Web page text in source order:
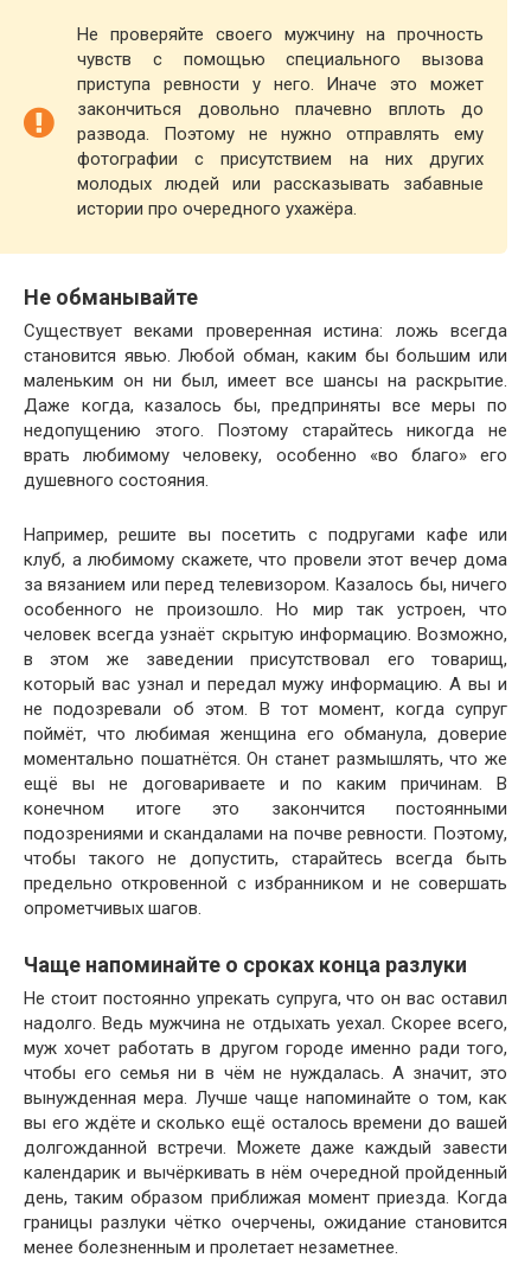
Не проверяйте своего мужчину на прочность
чувств с помощью специального вызова
приступа ревности у него. Иначе это может
закончиться довольно плачевно вплоть до
развода. Поэтому не нужно отправлять ему
фотографии с присутствием на них других
молодых людей или рассказывать забавные
истории про очередного ухажёра.
Не обманывайте
Существует веками проверенная истина: ложь всегда
становится явью. Любой обман, каким бы большим или
маленьким он ни был, имеет все шансы на раскрытие.
Даже когда, казалось бы, предприняты все меры по
недопущению этого. Поэтому старайтесь никогда не
врать любимому человеку, особенно «во благо» его
душевного состояния.
Например, решите вы посетить с подругами кафе или
клуб, а любимому скажете, что провели этот вечер дома
за вязанием или перед телевизором. Казалось бы, ничего
особенного не произошло. Но мир так устроен, что
человек всегда узнаёт скрытую информацию. Возможно,
в этом же заведении присутствовал его товарищ,
который вас узнал и передал мужу информацию. А вы и
не подозревали об этом. В тот момент, когда супруг
поймёт, что любимая женщина его обманула, доверие
моментально пошатнётся. Он станет размышлять, что же
ещё вы не договариваете и по каким причинам. В
конечном итоге это закончится постоянными
подозрениями и скандалами на почве ревности. Поэтому,
чтобы такого не допустить, старайтесь всегда быть
предельно откровенной с избранником и не совершать
опрометчивых шагов.
Чаще напоминайте о сроках конца разлуки
Не стоит постоянно упрекать супруга, что он вас оставил
надолго. Ведь мужчина не отдыхать уехал. Скорее всего,
муж хочет работать в другом городе именно ради того,
чтобы его семья ни в чём не нуждалась. А значит, это
вынужденная мера. Лучше чаще напоминайте о том, как
вы его ждёте и сколько ещё осталось времени до вашей
долгожданной встречи. Можете даже каждый завести
календарик и вычёркивать в нём очередной пройденный
день, таким образом приближая момент приезда. Когда
границы разлуки чётко очерчены, ожидание становится
менее болезненным и пролетает незаметнее.